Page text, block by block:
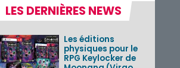
LES DERNIÈRES NEWS
Les éditions
physiques pour le
RPG Keylocker de